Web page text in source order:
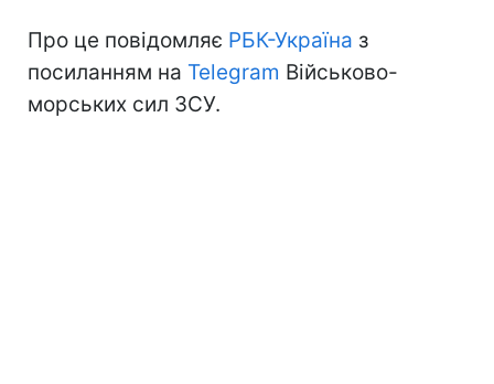
Про це повідомляє РБК-Україна з
посиланням на Telegram Військово-
морських сил ЗСУ.